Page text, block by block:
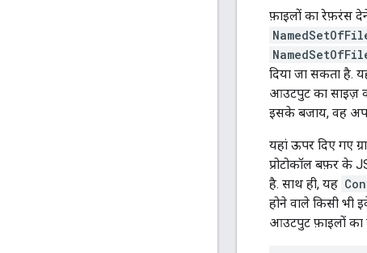
फ़ाइलों का रेफ़रंस
दिया जा सकता है.
आउटपुट का साइज़
इसके बजाय, वह
यहां ऊपर दिए गए
प्रोटोकॉल बफ़र के
है. साथ ही, यह
होने वाले किसी भी
आउटपुट फ़ाइलों का